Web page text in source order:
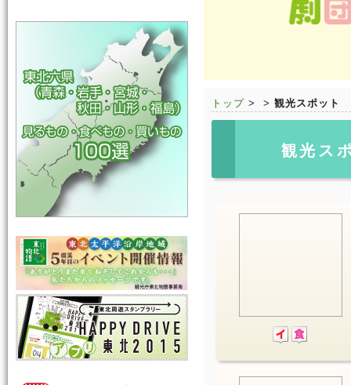
トップ > > 観光スポット
観光ス